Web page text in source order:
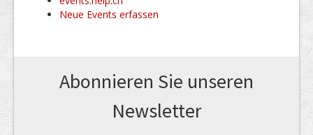
Neue Events erfassen
Abonnieren Sie unseren
News­letter